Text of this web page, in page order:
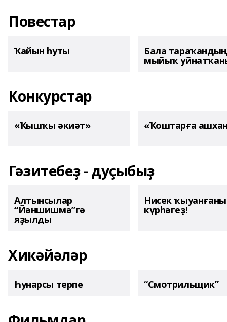
Повестар
Ҡайын һуты Бала тараҡандың
мыйыҡ
Конкурстар
«Ҡышҡы әкиәт» «Ҡоштарға
Гәзитебеҙ - дуҫыбыҙ
Алтынсылар
“Йәншишмә”гә
яҙылды
Нисек
күрһәгеҙ!
Хикәйәләр
Һунарсы терпе “Смотрильщик”